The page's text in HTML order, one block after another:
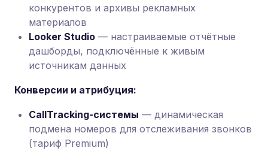
конкурентов и архивы рекламных
материалов
Looker Studio — настраиваемые отчётные
дашборды, подключённые к живым
источникам данных
Конверсии и атрибуция:
CallTracking-системы — динамическая
подмена номеров для отслеживания звонков
(тариф Premium)